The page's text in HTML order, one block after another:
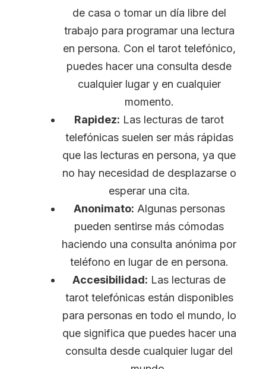
de casa o tomar un día libre del
trabajo para programar una lectura
en persona. Con el tarot telefónico,
puedes hacer una consulta desde
cualquier lugar y en cualquier
momento.
Rapidez: Las lecturas de tarot
telefónicas suelen ser más rápidas
que las lecturas en persona, ya que
no hay necesidad de desplazarse o
esperar una cita.
Anonimato: Algunas personas
pueden sentirse más cómodas
haciendo una consulta anónima por
teléfono en lugar de en persona.
Accesibilidad: Las lecturas de
tarot telefónicas están disponibles
para personas en todo el mundo, lo
que significa que puedes hacer una
consulta desde cualquier lugar del